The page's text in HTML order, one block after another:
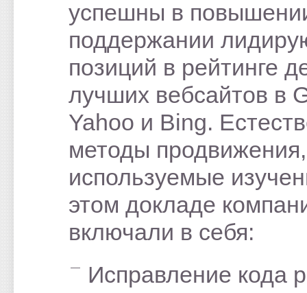
успешны в
поддержании
позиций в рейтинге
лучших вебсайтов в
Yahoo и Bing.
методы продвижения,
используемые
этом докладе
включали в себя:
Исправление кода